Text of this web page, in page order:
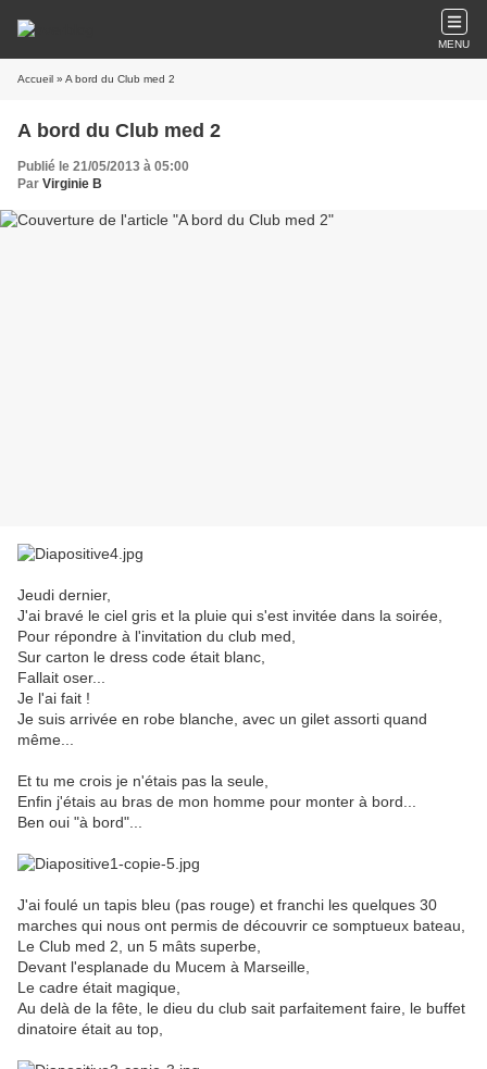
MENU
Accueil » A bord du Club med 2
A bord du Club med 2
Publié le 21/05/2013 à 05:00
Par Virginie B
Jeudi dernier,
J'ai bravé le ciel gris et la pluie qui s'est invitée dans la soirée,
Pour répondre à l'invitation du club med,
Sur carton le dress code était blanc,
Fallait oser...
Je l'ai fait !
Je suis arrivée en robe blanche, avec un gilet assorti quand
même...
Et tu me crois je n'étais pas la seule,
Enfin j'étais au bras de mon homme pour monter à bord...
Ben oui "à bord"...
J'ai foulé un tapis bleu (pas rouge) et franchi les quelques 30
marches qui nous ont permis de découvrir ce somptueux bateau,
Le Club med 2, un 5 mâts superbe,
Devant l'esplanade du Mucem à Marseille,
Le cadre était magique,
Au delà de la fête, le dieu du club sait parfaitement faire, le buffet
dinatoire était au top,